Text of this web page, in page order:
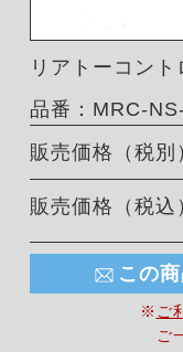
リアトーコン
品番：MRC-
販売価格（税別
販売価格（税込
この
※ ご
ご